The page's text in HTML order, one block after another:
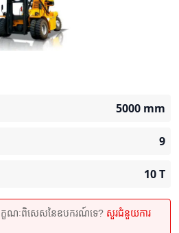
5000 mm
9
10T
ក្ខណៈពិសេសនៃឧបករណ៍ទេ? សួរជំនួយការ